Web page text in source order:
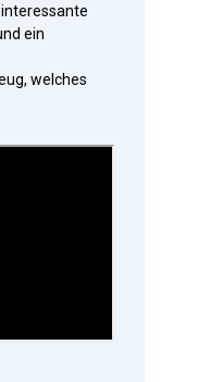
ein
welches